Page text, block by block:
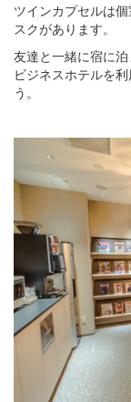
ツインカプセルは
スクがあります。
友達と一緒に宿に泊
ビジネスホテルを
う。